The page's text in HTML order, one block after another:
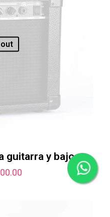
guitarra y bajo